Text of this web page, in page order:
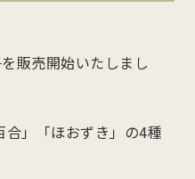
販売開始いたしまし
合」「ほおずき」の4種